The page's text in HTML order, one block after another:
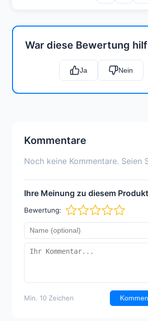
War diese Bewertung
Ja Nein
Kommentare
Noch keine Kommentare. Seien
Ihre Meinung zu diesem Produkt
Bewertung:
Min. 10 Zeichen